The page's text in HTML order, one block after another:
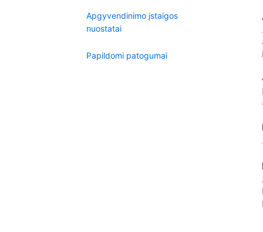
Apgyvendinimo įstaigos
nuostatai
Papildomi patogumai